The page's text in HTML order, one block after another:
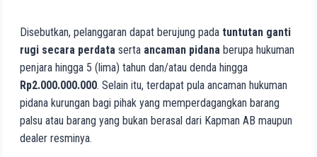
Disebutkan, pelanggaran dapat berujung pada tuntutan ganti
rugi secara perdataserta ancaman pidanaberupa hukuman
penjara hingga 5 (lima) tahun dan/atau denda hingga
Rp2.000.000.000. Selain itu, terdapat pula ancaman hukuman
pidana kurungan bagi pihak yang memperdagangkan barang
palsu atau barang yang bukan berasal dari Kapman AB maupun
dealer resminya.